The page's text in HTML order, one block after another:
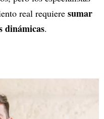
real requiere sumar
dinámicas.